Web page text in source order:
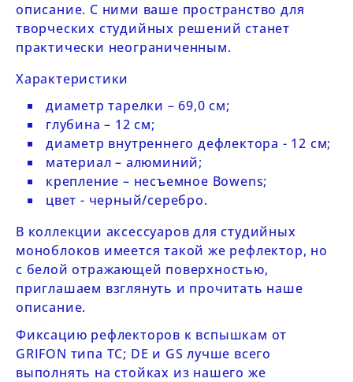
описание. С ними ваше пространство для
творческих студийных решений станет
практически неограниченным.
Характеристики
диаметр тарелки – 69,0 см;
глубина – 12 см;
диаметр внутреннего дефлектора - 12 см;
материал – алюминий;
крепление – несъемное Bowens;
цвет - черный/серебро.
В коллекции аксессуаров для студийных
моноблоков имеетсятакой же рефлектор, но
с белой отражающей поверхностью,
приглашаем взглянуть и прочитать наше
описание.
Фиксацию рефлекторов к вспышкам от
GRIFON типа ТС; DE и GS лучше всего
выполнять настойках из нашего же